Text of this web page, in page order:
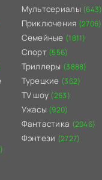
Мультсериалы (643)
Приключения (2706)
Семейные (1811)
Спорт (556)
Триллеры (3888)
Турецкие (362)
TV шоу (263)
Ужасы (920)
Фантастика (2046)
Фэнтези (2727)